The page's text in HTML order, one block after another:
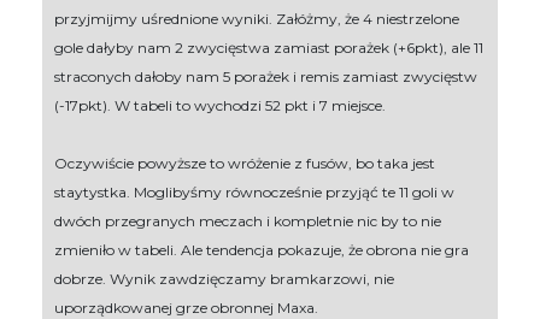
przyjmijmy uśrednione wyniki. Załóżmy, że 4 niestrzelone
gole dałyby nam 2 zwycięstwa zamiast porażek (+6pkt), ale 11
straconych dałoby nam 5 porażek i remis zamiast zwycięstw
(-17pkt). W tabeli to wychodzi 52 pkt i 7 miejsce.
Oczywiście powyższe to wróżenie z fusów, bo taka jest
staytystka. Moglibyśmy równocześnie przyjąć te 11 goli w
dwóch przegranych meczach i kompletnie nic by to nie
zmieniło w tabeli. Ale tendencja pokazuje, że obrona nie gra
dobrze. Wynik zawdzięczamy bramkarzowi, nie
uporządkowanej grze obronnej Maxa.